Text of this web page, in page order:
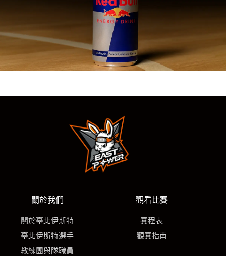
關於我們
關於臺北伊斯特
臺北伊斯特選手
教練團與隊職員
觀看比賽
賽程表
觀賽指南